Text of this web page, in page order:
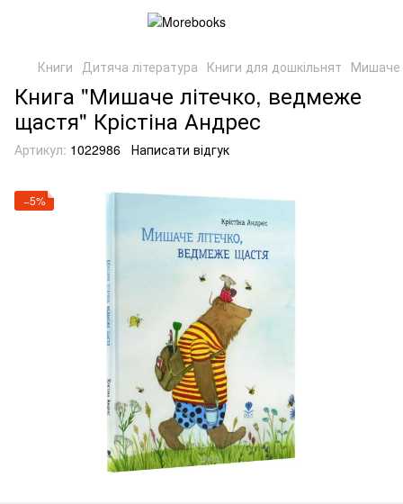
Книги Дитяча література Книги для дошкільнят Мишаче
Книга "Мишаче літечко, ведмеже
щастя" Крістіна Андрес
Артикул: 1022986 Написати відгук
−5%